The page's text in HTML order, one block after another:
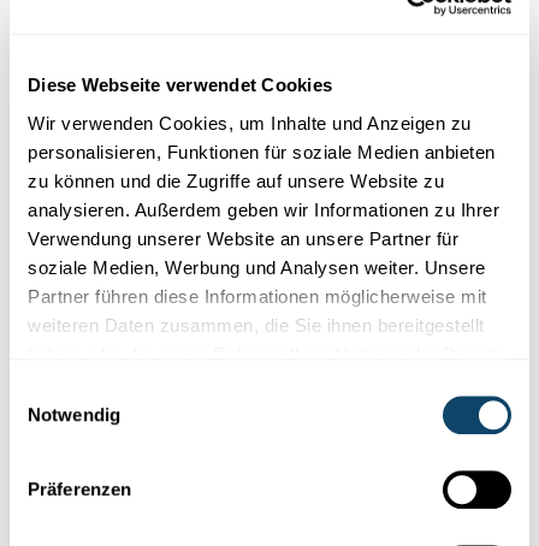
Diese Webseite verwendet Cookies
Wir verwenden Cookies, um Inhalte und Anzeigen zu
personalisieren, Funktionen für soziale Medien anbieten
zu können und die Zugriffe auf unsere Website zu
analysieren. Außerdem geben wir Informationen zu Ihrer
Verwendung unserer Website an unsere Partner für
soziale Medien, Werbung und Analysen weiter. Unsere
Partner führen diese Informationen möglicherweise mit
weiteren Daten zusammen, die Sie ihnen bereitgestellt
Notwendig
Präferenzen
Cookies im Zusammenhang mit sozialen
Netzwerken abgelehnt haben. Um sie zu
sehen, ändern Sie bitte Ihre Einstellungen.
EINSTELLUNGEN ÄNDERN
Youtube-Kanal